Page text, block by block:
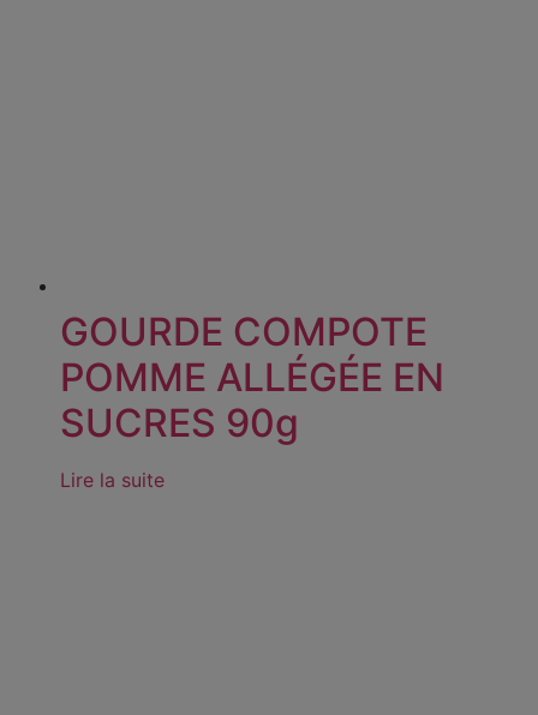
GOURDE COMPOTE
POMME ALLÉGÉE EN
SUCRES 90g
Lire la suite